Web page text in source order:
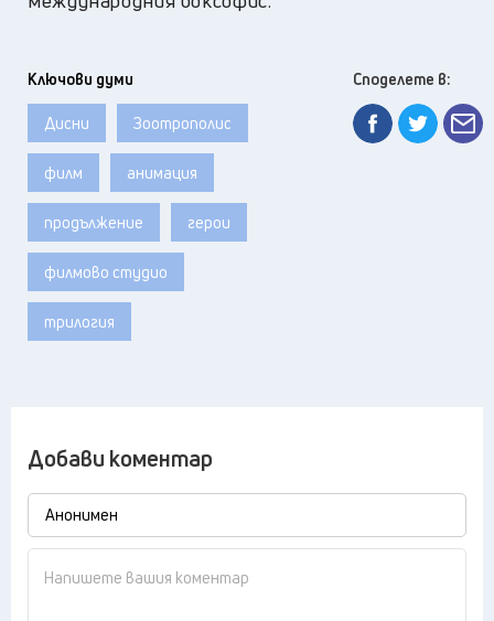
Ключови думи
Дисни Зоотрополис
филм анимация
продължение герои
филмово студио
трилогия
Споделете в:
Добави коментар